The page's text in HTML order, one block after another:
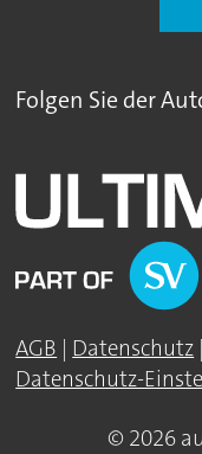
Folgen Sie der
AGB | Datenschutz |
Datenschutz-
© 2026